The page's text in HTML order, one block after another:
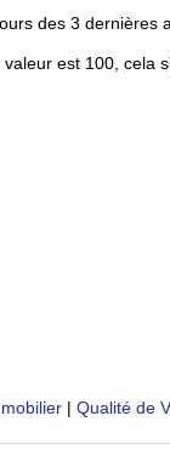
des 3 dernières
est 100, cela
| Qualité de